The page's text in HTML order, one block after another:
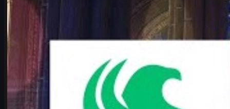
juni 17, 2026